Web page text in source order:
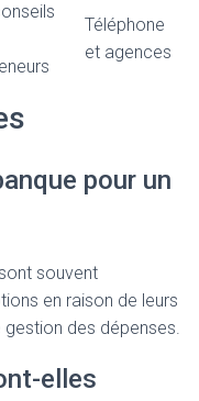
Téléphone
et agences
pour un
souvent
en raison de leurs
des dépenses.
elles